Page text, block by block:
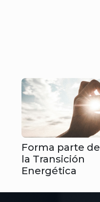
Forma parte de
la Transición
Energética